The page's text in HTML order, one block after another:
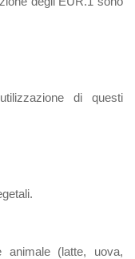
di questi
(latte, uova,